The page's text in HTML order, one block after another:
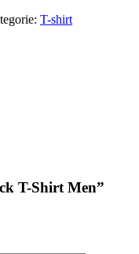
T-shirt
T-Shirt Men”